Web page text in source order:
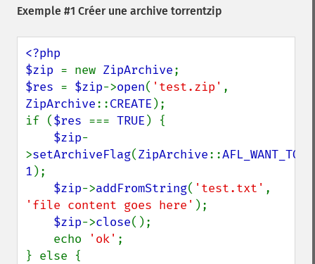
Exemple #1 Créer une archive torrentzip
<?php
$zip = new ZipArchive
$res = $zip->open( 'test.zip'
ZipArchive::CREATE );
if ($res === TRUE ) {
$zip-
>setArchiveFlag(ZipArchive::
1 );
$zip->addFromString( 'test.txt'
'file content goes here' );
$zip->close();
    echo
'ok' ;
} else {